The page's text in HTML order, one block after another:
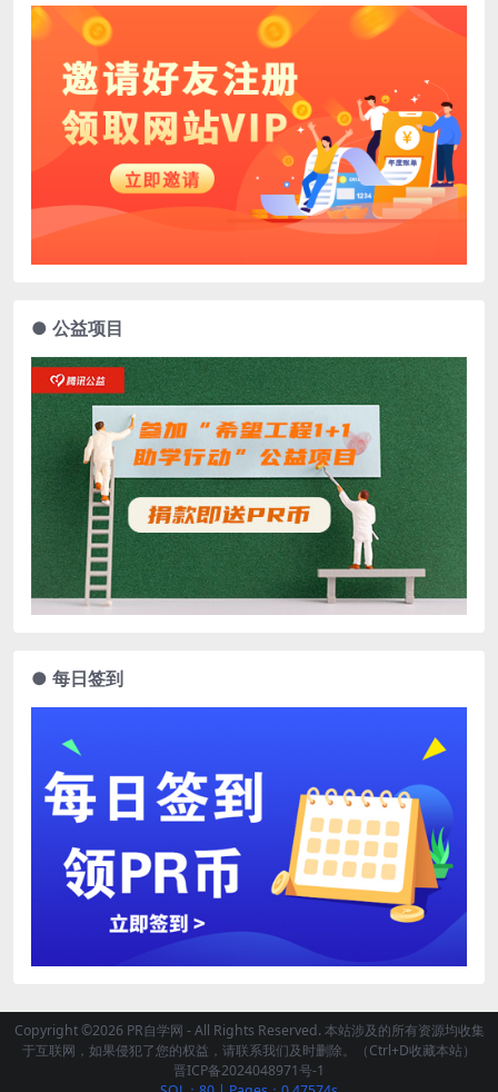
● 公益项目
● 每日签到
Copyright ©2026 PR自学网 - All Rights Reserved. 本站涉及的所有资源均收集
于互联网，如果侵犯了您的权益，请联系我们及时删除。（Ctrl+D收藏本站）
晋ICP备2024048971号-1